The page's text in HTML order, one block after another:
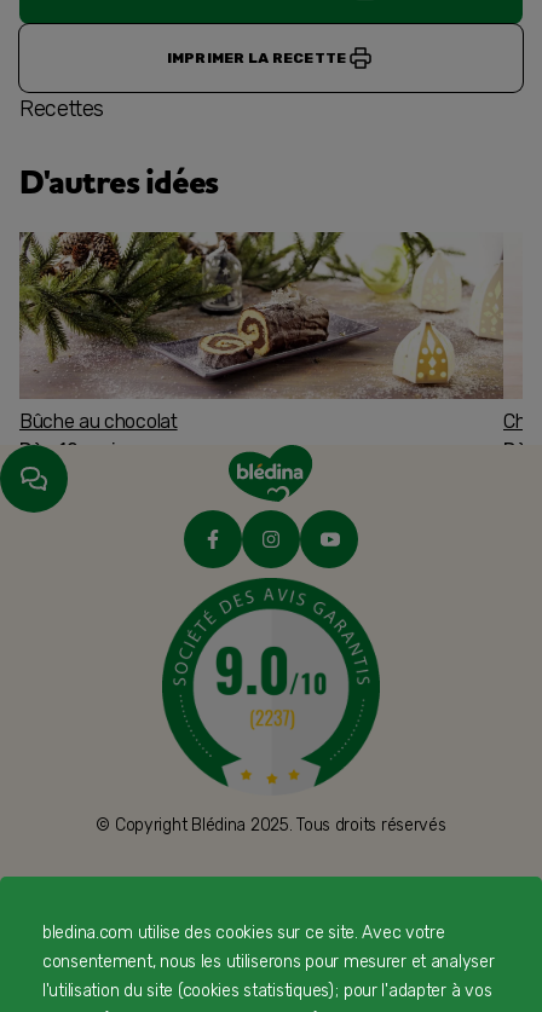
IMPRIMER LA RECETTE
Recettes
D'autres idées
Bûche au chocolat
Dès 12 mois
© Copyright Blédina 2025. Tous droits réservés
CONTACTEZ-NOUS
LIVRAISON
bledina.com utilise des cookies sur ce site. Avec votre
consentement, nous les utiliserons pour mesurer et analyser
l'utilisation du site (cookies statistiques) ; pour l'adapter à vos